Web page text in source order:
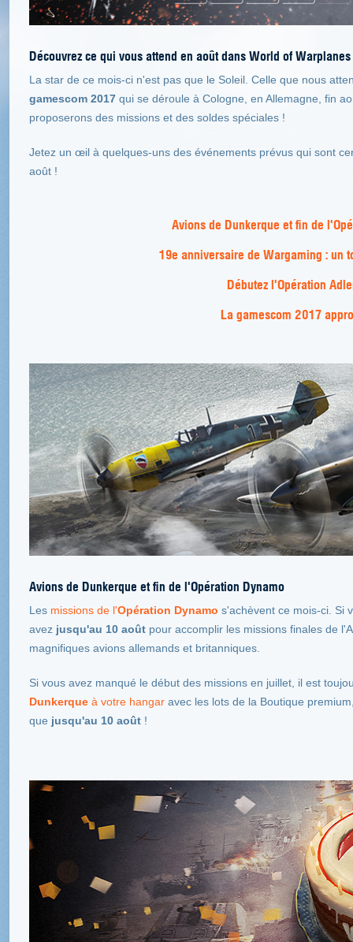
Découvrez ce qui vous attend en août dans World of
La star de ce mois-ci n'est pas que le Soleil. Celle que nous
gamescom 2017 qui se déroule à Cologne, en Allemagne, fin
proposerons des missions et des soldes spéciales !
Jetez un œil à quelques-uns des événements prévus qui sont
août !
Avions de Dunkerque et fin de
19e anniversaire de Wargaming : un
Débutez l'Opération
La gamescom 2017
Avions de Dunkerque et fin de l'Opération Dynamo
Les missions de l'Opération Dynamo s'achèvent ce mois-ci. Si
avez jusqu'au 10 août pour accomplir les missions finales de
magnifiques avions allemands et britanniques.
Si vous avez manqué le début des missions en juillet, il est
Dunkerque à votre hangar avec les lots de la Boutique
que jusqu'au 10 août !